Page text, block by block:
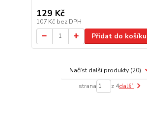
129 Kč
107 Kč bez DPH
Přidat do košíku
Načíst další produkty (20)
strana z 4další